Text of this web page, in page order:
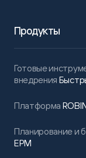
Продукты
Готовые
внедрения
Платформа
Планирование и
EPM